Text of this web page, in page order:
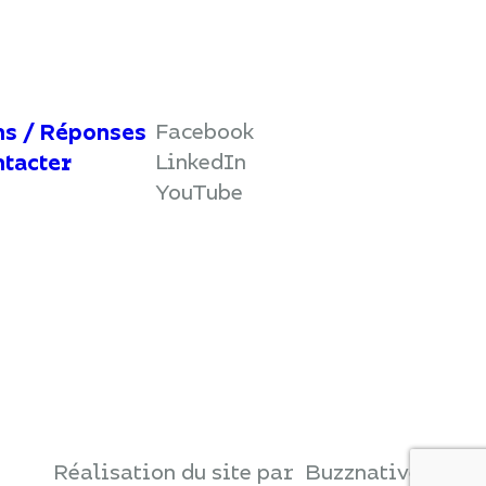
/ Réponses Facebook
LinkedIn
YouTube
Réalisation du site par Buzznative